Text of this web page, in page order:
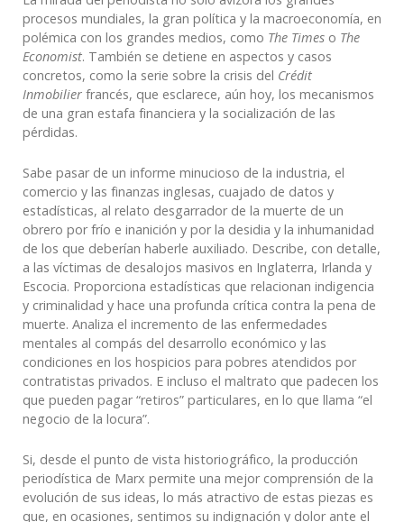
procesos mundiales, la gran política y la macroeconomía, en
polémica con los grandes medios, como The Times o The
Economist. También se detiene en aspectos y casos
concretos, como la serie sobre la crisis del Crédit
Inmobilier francés, que esclarece, aún hoy, los mecanismos
de una gran estafa financiera y la socialización de las
pérdidas.
Sabe pasar de un informe minucioso de la industria, el
comercio y las finanzas inglesas, cuajado de datos y
estadísticas, al relato desgarrador de la muerte de un
obrero por frío e inanición y por la desidia y la inhumanidad
de los que deberían haberle auxiliado. Describe, con detalle,
a las víctimas de desalojos masivos en Inglaterra, Irlanda y
Escocia. Proporciona estadísticas que relacionan indigencia
y criminalidad y hace una profunda crítica contra la pena de
muerte. Analiza el incremento de las enfermedades
mentales al compás del desarrollo económico y las
condiciones en los hospicios para pobres atendidos por
contratistas privados. E incluso el maltrato que padecen los
que pueden pagar “retiros” particulares, en lo que llama “el
negocio de la locura”.
Si, desde el punto de vista historiográfico, la producción
periodística de Marx permite una mejor comprensión de la
evolución de sus ideas, lo más atractivo de estas piezas es
que, en ocasiones, sentimos su indignación y dolor ante el